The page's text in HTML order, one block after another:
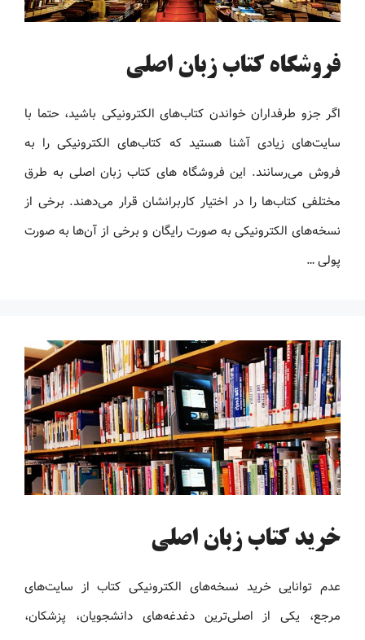
فروشگاه کتاب زبان اصلی
اگر جزو طرفداران خواندن کتاب‌های الکترونیکی باشید، حتما با
سایت‌های زیادی آشنا هستید که کتاب‌های الکترونیکی را به
فروش می‌رسانند. این فروشگاه های کتاب زبان اصلی به طرق
مختلفی کتاب‌ها را در اختیار کاربرانشان قرار می‌دهند. برخی از
نسخه‌های الکترونیکی به صورت رایگان و برخی از آن‌ها به صورت
پولی …
خرید کتاب زبان اصلی
عدم توانایی خرید نسخه‌های الکترونیکی کتاب‌ از سایت‌های
مرجع، یکی از اصلی‌ترین دغدغه‌های دانشجویان، پزشکان،